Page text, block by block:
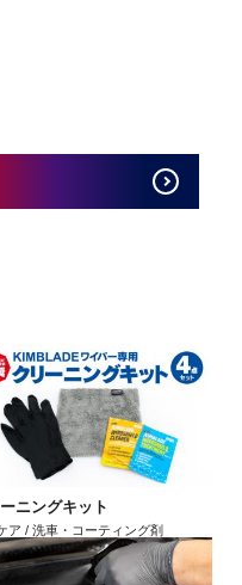
ニングキット
ア / 洗車・コーティング剤